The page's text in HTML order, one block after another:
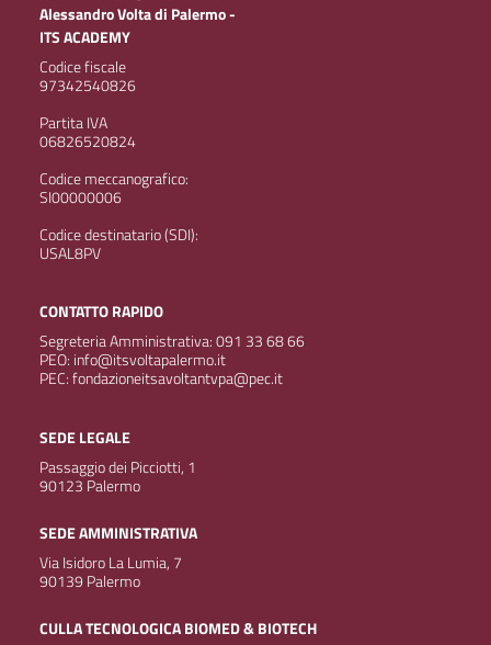
Alessandro Volta di Palermo -
ITS ACADEMY
Codice fiscale
97342540826
Partita IVA
06826520824
Codice meccanografico:
SI00000006
Codice destinatario (SDI):
USAL8PV
CONTATTO RAPIDO
Segreteria Amministrativa: 091 33 68 66
PEO: info@itsvoltapalermo.it
PEC: fondazioneitsavoltantvpa@pec.it
SEDE LEGALE
Passaggio dei Picciotti, 1
90123 Palermo
SEDE AMMINISTRATIVA
Via Isidoro La Lumia, 7
90139 Palermo
CULLA TECNOLOGICA BIOMED & BIOTECH